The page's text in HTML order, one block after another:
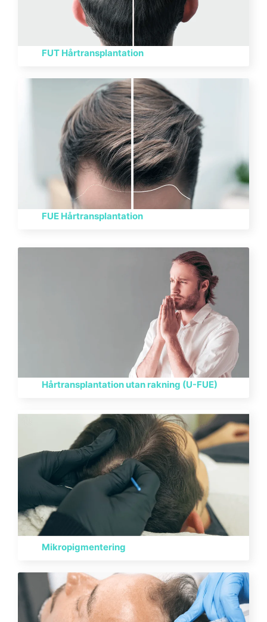
FUT Hårtransplantation
FUE Hårtransplantation
Hårtransplantation utan rakning (U-FUE)
Mikropigmentering